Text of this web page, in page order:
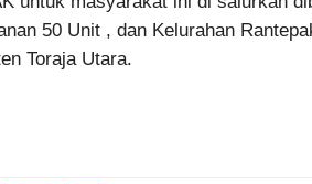
50 Unit , dan Kelurahan
Toraja Utara.